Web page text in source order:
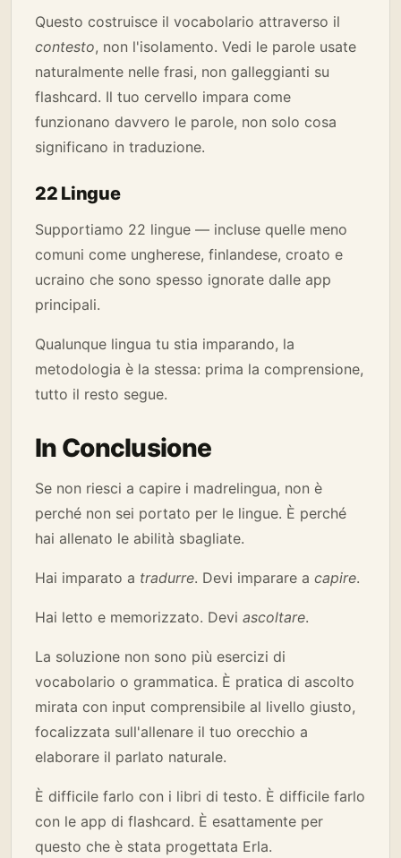
Questo costruisce il vocabolario attraverso il
contesto, non l'isolamento. Vedi le parole usate
naturalmente nelle frasi, non galleggianti su
flashcard. Il tuo cervello impara come
funzionano davvero le parole, non solo cosa
significano in traduzione.
22 Lingue
Supportiamo 22 lingue — incluse quelle meno
comuni come ungherese, finlandese, croato e
ucraino che sono spesso ignorate dalle app
principali.
Qualunque lingua tu stia imparando, la
metodologia è la stessa: prima la comprensione,
tutto il resto segue.
In Conclusione
Se non riesci a capire i madrelingua, non è
perché non sei portato per le lingue. È perché
hai allenato le abilità sbagliate.
Hai imparato a tradurre. Devi imparare a capire.
Hai letto e memorizzato. Devi ascoltare.
La soluzione non sono più esercizi di
vocabolario o grammatica. È pratica di ascolto
mirata con input comprensibile al livello giusto,
focalizzata sull'allenare il tuo orecchio a
elaborare il parlato naturale.
È difficile farlo con i libri di testo. È difficile farlo
con le app di flashcard. È esattamente per
questo che è stata progettata Erla.